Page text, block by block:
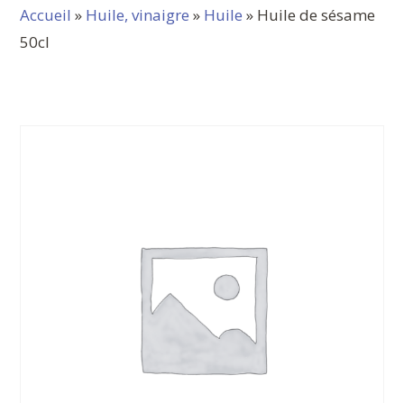
Accueil » Huile, vinaigre » Huile » Huile de sésame
50cl